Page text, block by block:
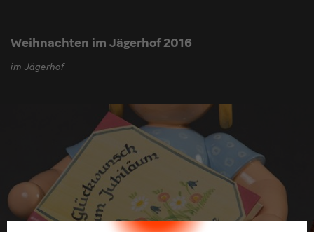
Weihnachten im Jägerhof 2016
im Jägerhof